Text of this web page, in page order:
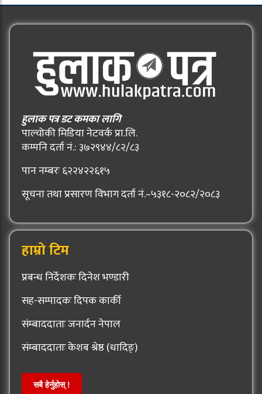
हुलाक पत्र डट कमका लागि
पाल्चोकी मिडिया नेटवर्क प्रा.लि.
कम्पनि दर्ता नं.: ३७२९४४/८२/८३
पान नम्बरः ६२२४२२६१५
सूचना तथा प्रसारण विभाग दर्ता नं.–५३१८-२०८२/२०८३
हाम्रो टिम
प्रबन्ध निर्देशकः दिनेश भण्डारी
सह-सम्पादकः दिपक कार्की
संम्बाददाताः जनार्दन नेपाल
संम्बाददाताः केशब श्रेष्ठ (धादिङ्)
सबै हेर्नुहोस् !